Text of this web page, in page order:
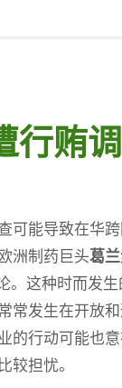
行贿
可能导致在华
洲制药巨头葛
。这种时而发
常发生在开放
的行动可能也
较担忧。